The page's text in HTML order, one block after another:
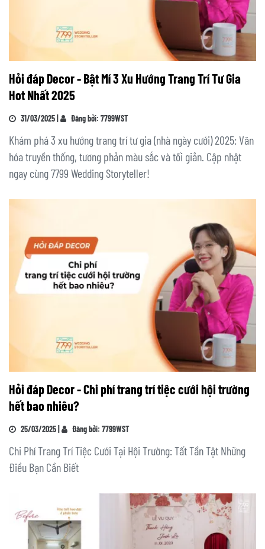
Hỏi đáp Decor - Bật Mí 3 Xu Hướng Trang Trí Tư Gia
Hot Nhất 2025
31/03/2025 | Đăng bởi: 7799WST
Khám phá 3 xu hướng trang trí tư gia (nhà ngày cưới) 2025: Văn
hóa truyền thống, tương phản màu sắc và tối giản. Cập nhật
ngay cùng 7799 Wedding Storyteller!
Hỏi đáp Decor - Chi phí trang trí tiệc cưới hội trường
hết bao nhiêu?
25/03/2025 | Đăng bởi: 7799WST
Chi Phí Trang Trí Tiệc Cưới Tại Hội Trường: Tất Tần Tật Những
Điều Bạn Cần Biết